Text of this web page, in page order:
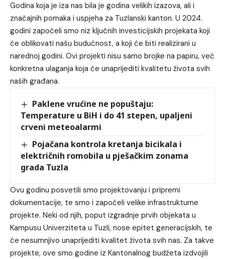
Godina koja je iza nas bila je godina velikih izazova, ali i
značajnih pomaka i uspjeha za Tuzlanski kanton. U 2024.
godini započeli smo niz ključnih investicijskih projekata koji
će oblikovati našu budućnost, a koji će biti realizirani u
narednoj godini. Ovi projekti nisu samo brojke na papiru, već
konkretna ulaganja koja će unaprijediti kvalitetu života svih
naših građana.
Paklene vrućine ne popuštaju:
Temperature u BiH i do 41 stepen, upaljeni
crveni meteoalarmi
Pojačana kontrola kretanja bicikala i
električnih romobila u pješačkim zonama
grada Tuzla
Ovu godinu posvetili smo projektovanju i pripremi
dokumentacije, te smo i započeli velike infrastrukturne
projekte. Neki od njih, poput izgradnje prvih objekata u
Kampusu Univerziteta u Tuzli, nose epitet generacijskih, te
će nesumnjivo unaprijediti kvalitet života svih nas. Za takve
projekte, ove smo godine iz Kantonalnog budžeta izdvojili